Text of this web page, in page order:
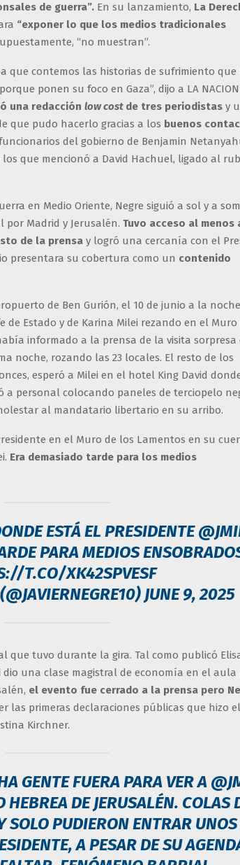
de guerra”. En su lanzamiento, La
“exponer lo que los medios tradicionales
“no muestran”.
que contemos las historias de sufrimiento que
ponen su foco en Gaza”, dijo a LA
una redacción low cost de tres periodistas y
que pudo hacerlo gracias a los buenos
del gobierno de Benjamin
que mencionó a David Hachuel, ligado al
en Medio Oriente, Negre siguió a sol y a
por Madrid y Jerusalén. Tuvo acceso al menos
de la prensa y logró una cercanía con el
presentara su cobertura como un contenido
de Ben Gurión, el 10 de junio a la
de Estado y de Karina Milei rezando en el Muro
informado a la prensa de la visita sorpresa
noche, rozando las 23 locales. El resto de los
esperó a Milei en el hotel King David
a personal colocando paneles de terciopelo
al mandatario libertario en su arribo.
en el Muro de los Lamentos en su
Era demasiado tarde para los medios
ESTÁ EL PRESIDENTE
PARA MEDIOS
T.CO/XK42SPVESF
JUNE 9, 2025
que tuvo durante la gira. Tal como publicó
dio una clase magistral de economía en el aula
el evento fue cerrado a la prensa pero
las primeras declaraciones públicas que hizo el
Kirchner.
GENTE FUERA PARA VER A
DE JERUSALÉN. COLAS
SOLO PUDIERON ENTRAR UNOS
A PESAR DE SU